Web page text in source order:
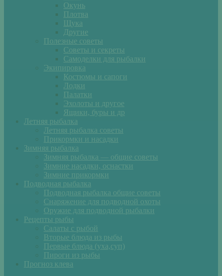
Окунь
Плотва
Щука
Другие
Полезные советы
Советы и секреты
Самоделки для рыбалки
Экипировка
Костюмы и сапоги
Лодки
Палатки
Эхолоты и другое
Ящики, буры и др
Летняя рыбалка
Летняя рыбалка советы
Прикормки и насадки
Зимняя рыбалка
Зимняя рыбалка — общие советы
Зимние насадки, оснастки
Зимние прикормки
Подводная рыбалка
Подводная рыбалка общие советы
Снаряжение для подводной охоты
Оружие для подводной рыбалки
Рецепты рыбы
Салаты с рыбой
Вторые блюда из рыбы
Первые блюда (уха,суп)
Пироги из рыбы
Прогноз клева